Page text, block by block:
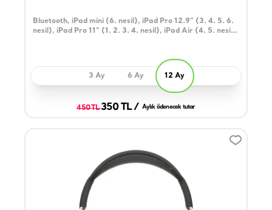
Bluetooth, iPad mini (6. nesil), iPad Pro 12.9" (3. 4. 5. 6.
nesil), iPad Pro 11" (1. 2. 3. 4. nesil), iPad Air (4. 5. nesil)
3 Ay 6 Ay 12 Ay
450 TL350 TL / Aylık ödenecek tutar